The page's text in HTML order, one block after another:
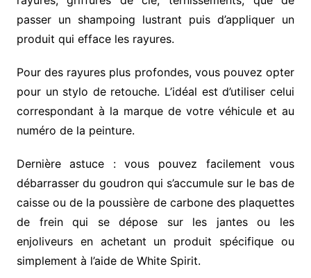
passer un shampoing lustrant puis d’appliquer un
produit qui efface les rayures.
Pour des rayures plus profondes, vous pouvez opter
pour un stylo de retouche. L’idéal est d’utiliser celui
correspondant à la marque de votre véhicule et au
numéro de la peinture.
Dernière astuce : vous pouvez facilement vous
débarrasser du goudron qui s’accumule sur le bas de
caisse ou de la poussière de carbone des plaquettes
de frein qui se dépose sur les jantes ou les
enjoliveurs en achetant un produit spécifique ou
simplement à l’aide de White Spirit.